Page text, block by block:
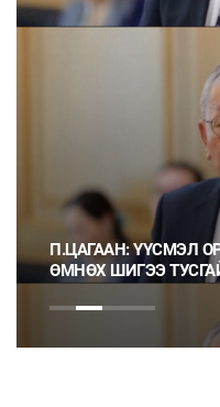
П.ЦАГААН: ҮҮСМЭЛ
ӨМНӨХ ШИГЭЭ